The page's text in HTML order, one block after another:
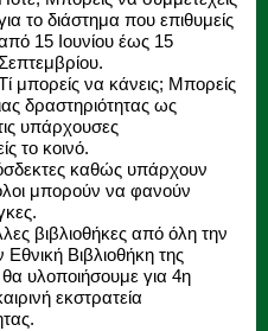
το διάστημα που επιθυμείς
15 Ιουνίου έως 15
Σεπτεμβρίου.
μπορείς να κάνεις; Μπορείς
δραστηριότητας ως
υπάρχουσες
το κοινό.
καθώς υπάρχουν
μπορούν να φανούν
βιβλιοθήκες από όλη την
Βιβλιοθήκη της
υλοποιήσουμε για 4η
εκστρατεία